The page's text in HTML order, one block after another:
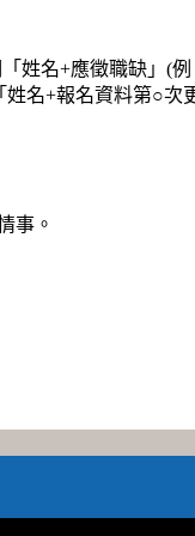
姓名+應徵職缺」(例
名+報名資料第○次
事。